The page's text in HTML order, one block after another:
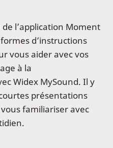
l’application Moment
d’instructions
vous aider avec vos
à la
Widex MySound. Il y
présentations
familiariser avec